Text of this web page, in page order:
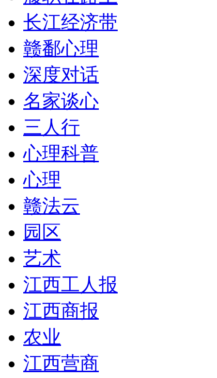
长江经济带
赣鄱心理
深度对话
名家谈心
三人行
心理科普
心理
赣法云
园区
艺术
江西工人报
江西商报
农业
江西营商